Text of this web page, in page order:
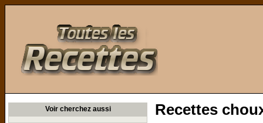
Voir cherchez aussi Recettes